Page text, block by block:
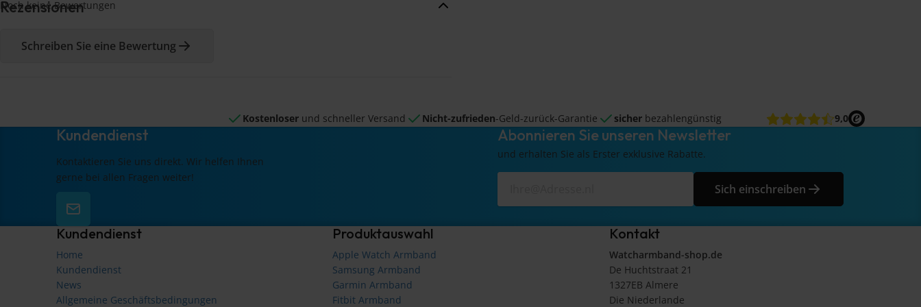
Rezensionen
Noch keine Bewertungen
Schreiben Sie eine Bewertung
Kostenloser und schneller Versand Nicht-zufrieden-Geld-zurück-Garantie sicher bezahlengünstig 9,0
Kundendienst
Kontaktieren Sie uns direkt. Wir helfen Ihnen
gerne bei allen Fragen weiter!
Abonnieren Sie unseren Newsletter
und erhalten Sie als Erster exklusive Rabatte.
Sich einschreiben
Kundendienst
Home
Kundendienst
News
Allgemeine Geschäftsbedingungen
Produktauswahl
Apple Watch Armband
Samsung Armband
Garmin Armband
Fitbit Armband
Kontakt
Watcharmband-shop.de
De Huchtstraat 21
1327EB Almere
Die Niederlande